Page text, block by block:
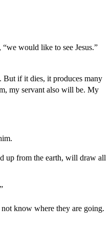
would like to see Jesus.”
But if it dies, it produces many
my servant also will be. My
up from the earth, will draw all
know where they are going.